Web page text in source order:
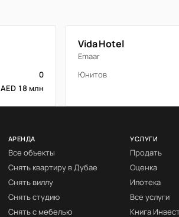
0
AED 18 млн
Vida Hotel
Emaar
Юнитов
АРЕНДА
Все объекты
Снять квартиру в Дубае
Снять виллу
Снять студию
Снять с мебелью
УСЛУГИ
Продать
Оценка
Ипотека
Все услуги
Книга